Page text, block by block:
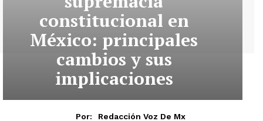
constitucional en
México: principales
cambios y sus
implicaciones
Por:
Redacción Voz De Mx